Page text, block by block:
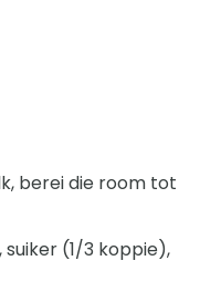
berei die room tot
(1/3 koppie),